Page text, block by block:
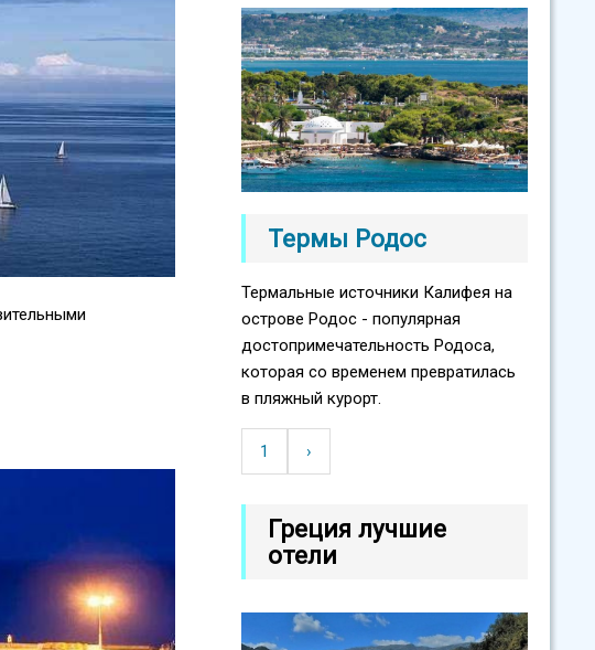
Термы Родос
Термальные источники Калифея на
острове Родос - популярная
достопримечательность Родоса,
которая со временем превратилась
в пляжный курорт.
1
Следующая
страница
›
Греция лучшие
отели